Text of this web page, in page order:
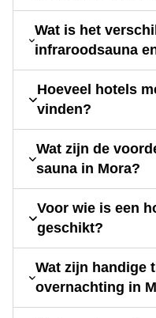
Wat is het
infraroodsauna
Hoeveel hotels
vinden?
Wat zijn de
sauna in Mora?
Voor wie is een
geschikt?
Wat zijn handige
overnachting in